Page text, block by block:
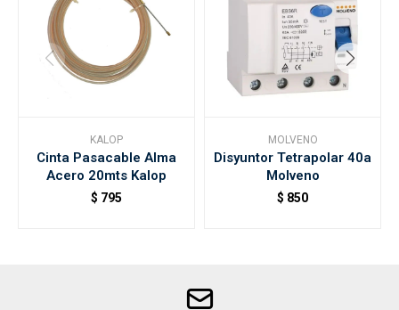
KALOP
Cinta Pasacable Alma
Acero 20mts Kalop
$ 795
MOLVENO
Disyuntor Tetrapolar 40a
Molveno
$ 850